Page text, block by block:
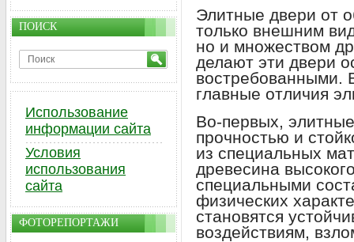
Элитные двери от
только внешним
но и множеством
делают эти двери
востребованными.
главные отличия
Во-первых,
прочностью и
из специальных
древесина
специальными
физических
становятся
воздействиям,
ПОИСК
Использование
информации сайта
Условия
использования
сайта
ФОТОРЕПОРТАЖИ